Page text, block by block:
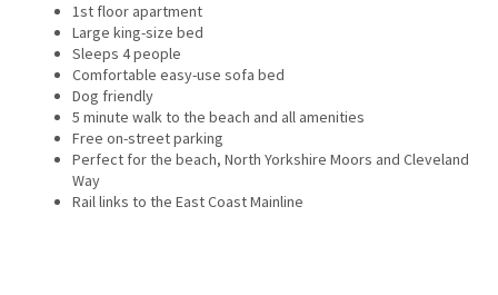
1st floor apartment
Large king-size bed
Sleeps 4 people
Comfortable easy-use sofa bed
Dog friendly
5 minute walk to the beach and all amenities
Free on-street parking
Perfect for the beach, North Yorkshire Moors and Cleveland
Way
Rail links to the East Coast Mainline